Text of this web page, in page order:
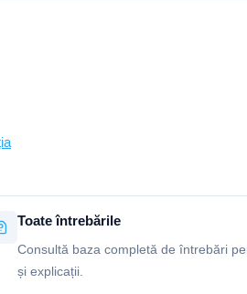
Toate întrebările
Consultă baza completă de întrebări
și explicații.